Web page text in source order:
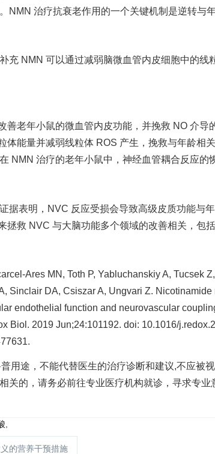
NMN 治疗抗衰老作用的一个关键机制是逆转与
充 NMN 可以通过减弱脑微血管内皮细胞中的线
善老年小鼠的微血管内皮功能，并挽救 NO 介导
体能量并减弱线粒体 ROS 产生，挽救与年龄相
NMN 治疗的老年小鼠中，神经血管耦合反应的
据表明，NVC 反应受损会导致高级皮质功能与
拯救 NVC 与大脑功能多个领域的改善相关，包
Ares MN, Toth P, Yabluchanskiy A, Tucsek
Sinclair DA, Csiszar A, Ungvari Z.
endothelial function and neurovascular
Biol. 2019 Jun;24:101192. doi: 10.1016/
用途，不能代替医生的治疗诊断和建议,不应被
关的，请务必前往专业医疗机构就诊，寻求专业
的营养干预措施